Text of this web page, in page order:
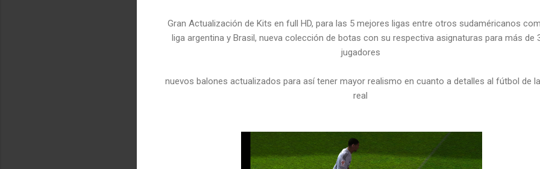
Gran Actualización de Kits en full HD, para las 5 mejores ligas entre otros sudaméricanos
liga argentina y Brasil, nueva colección de botas con su respectiva asignaturas para más de
jugadores
nuevos balones actualizados para así tener mayor realismo en cuanto a detalles al fútbol de
real